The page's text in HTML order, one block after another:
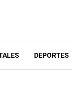
DEPORTES